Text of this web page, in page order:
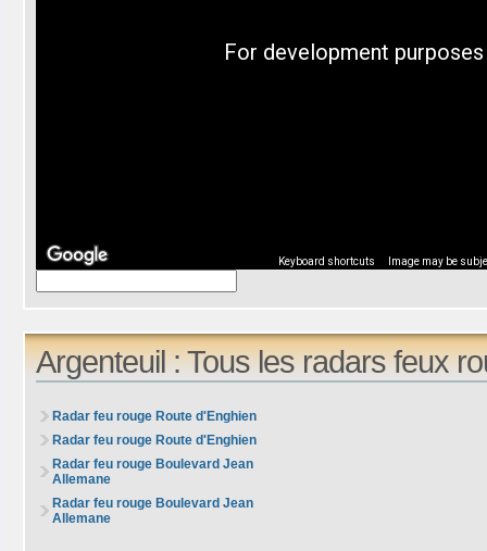
For development
Keyboard shortcuts Image may be
Argenteuil : Tous les radars feux
Radar feu rouge Route d'Enghien
Radar feu rouge Route d'Enghien
Radar feu rouge Boulevard Jean
Allemane
Radar feu rouge Boulevard Jean
Allemane